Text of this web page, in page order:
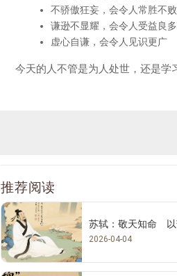
不骄傲狂妄，会令人常胜不败
谦逊不显耀，会令人受益良多
虚心自谦，会令人见识更广
今天的人不管是为人处世，还是学
推荐阅读
苏轼：敬天知命 以
2026-04-04